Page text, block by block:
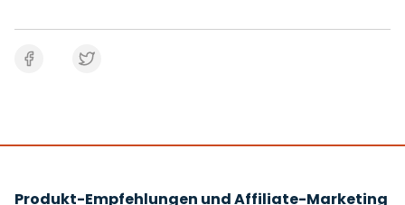
Produkt-Empfehlungen und Affiliate-Marketing